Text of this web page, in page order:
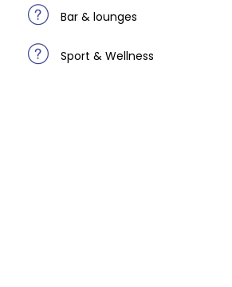
Bar & lounges
Sport & Wellness